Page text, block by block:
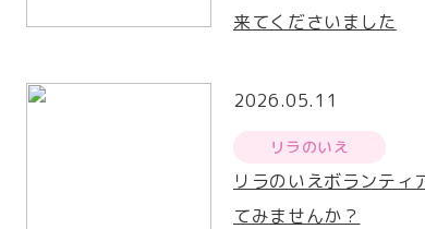
来てくださいました
2026.05.11
リラのいえ
リラのいえボランティ
てみませんか？